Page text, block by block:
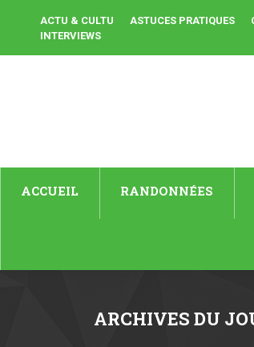
ACTU & CULTU ASTUCES PRATIQUES
INTERVIEWS
ACCUEIL RANDONNÉES
ARCHIVES DU